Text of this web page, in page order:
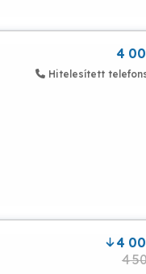
4
Hitelesített
4
4